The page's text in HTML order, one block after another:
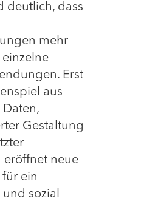
deutlich, dass
mehr
Erst
aus
Daten,
Gestaltung
neue
für ein
sozial